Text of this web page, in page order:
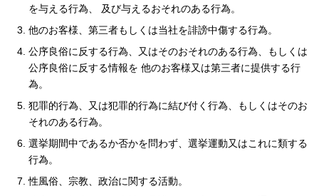
を与える行為、 及び与えるおそれのある行為。
他のお客様、第三者もしくは当社を誹謗中傷する行為。
公序良俗に反する行為、又はそのおそれのある行為、もしくは
公序良俗に反する情報を 他のお客様又は第三者に提供する行
為。
犯罪的行為、又は犯罪的行為に結び付く行為、もしくはそのお
それのある行為。
選挙期間中であるか否かを問わず、選挙運動又はこれに類する
行為。
性風俗、宗教、政治に関する活動。